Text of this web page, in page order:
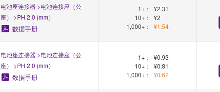
电池座连接器 >电池连接座（公
座） >PH 2.0 (mm）
数据手册
1+：
¥2.31
10+：
¥2
1,000+：
¥1.54
电池座连接器 >电池连接座（公
座） >PH 2.0 (mm）
数据手册
1+：
¥0.93
10+：
¥0.81
1,000+：
¥0.62